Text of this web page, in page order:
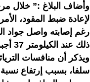
وأضاف البلاغ :” خلال
لإعادة ضبط المقود،
رغم إصابته واصل جواد
ذلك عند الكيلومتر 37 أجبره الحكام على التوقف لأن مرحلة الجري كانت قد بدأت بالفعل”.
سلفا، بسبب إرتفاع